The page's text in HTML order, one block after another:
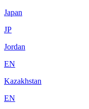
Japan
JP
Jordan
EN
Kazakhstan
EN